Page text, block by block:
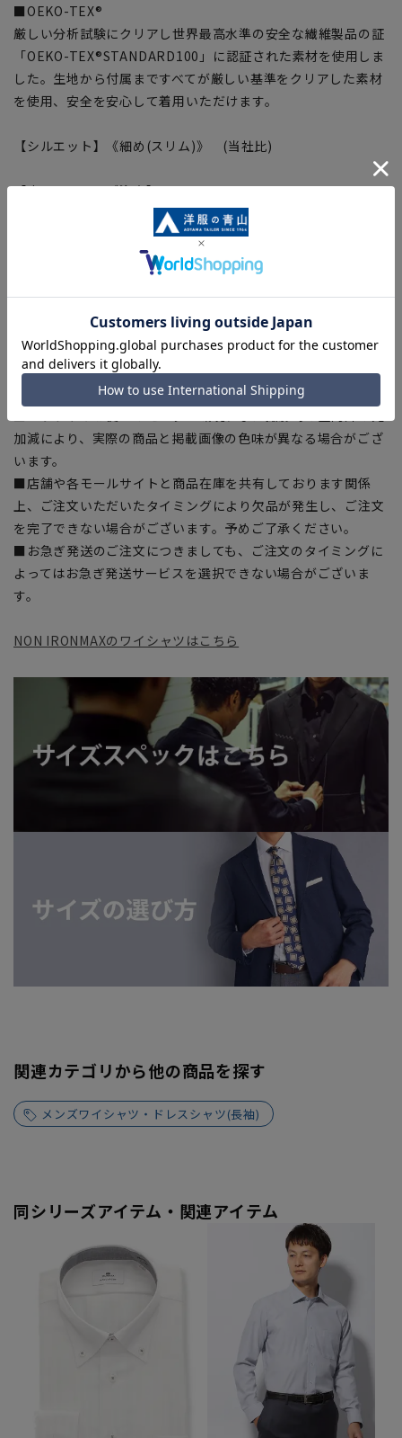
■OEKO-TEX®
厳しい分析試験にクリアし世界最高水準の安全な繊維製品の証
「OEKO-TEX®STANDARD100」に認証された素材を使用しま
した。生地から付属まですべてが厳しい基準をクリアした素材
を使用、安全を安心して着用いただけます。
【シルエット】《細め(スリム)》 (当社比)
【商品に関するご注意】
■商品画像はサンプルのため、色味やサイズ等の仕様に変更が
ある場合がございますので、予めご了承ください。
■ゆとり感には個人差があります。サイズ表を確認の上、ご購
入の目安としてご利用ください。
■生地や仕様・デザインにより、着用感や実際のサイズ表に若
干の誤差が生じる場合がございます。予めご了承ください。
■サイズスペックは仕上がりサイズを記載しております。一
部、商品現物におすすめサイズ(ヌードサイズ)を記載している
商品もございます。
加減により、実際の商品と掲載画像の色味が異なる場合がござ
います。
■店舗や各モールサイトと商品在庫を共有しております関係
上、ご注文いただいたタイミングにより欠品が発生し、ご注文
を完了できない場合がございます。予めご了承ください。
■お急ぎ発送のご注文につきましても、ご注文のタイミングに
よってはお急ぎ発送サービスを選択できない場合がございま
す。
NON IRONMAXのワイシャツはこちら
関連カテゴリから他の商品を探す
メンズワイシャツ・ドレスシャツ(長袖)
同シリーズアイテム・関連アイテム